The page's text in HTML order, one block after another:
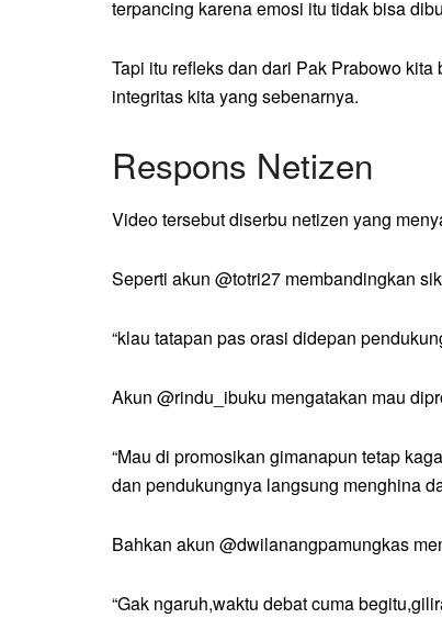
terpancing karena emosi itu tidak bisa
Tapi itu refleks dan dari Pak Prabowo
integritas kita yang sebenarnya.
Respons Netizen
Video tersebut diserbu netizen yang
Seperti akun @totri27 membandingkan
“klau tatapan pas orasi didepan
Akun @rindu_ibuku mengatakan mau
“Mau di promosikan gimanapun tetap
dan pendukungnya langsung menghina
Bahkan akun @dwilanangpamungkas
“Gak ngaruh,waktu debat cuma